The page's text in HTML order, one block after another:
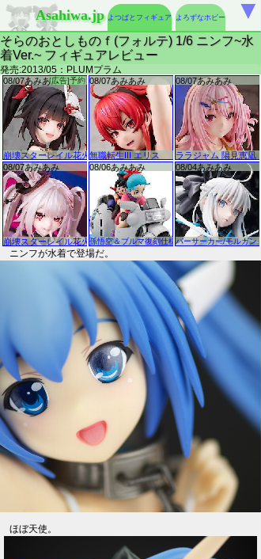
Asahiwa.jp よつばとフィギュア よろずなホビー
そらのおとしものｆ(フォルテ) 1/6 ニンフ~水
着Ver.~ フィギュアレビュー
発売:2013/05：PLUMプラム
ニンフが水着で登場だ。
ほぼ天使。
▼